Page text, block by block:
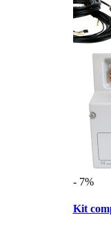
- 7%
Kit